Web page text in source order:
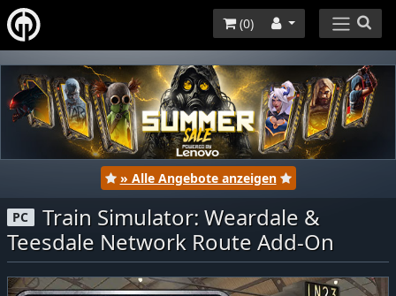
(0)
» Alle Angebote anzeigen
PC
Train Simulator: Weardale &
Teesdale Network Route Add-On